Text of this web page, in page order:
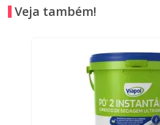
Veja também!